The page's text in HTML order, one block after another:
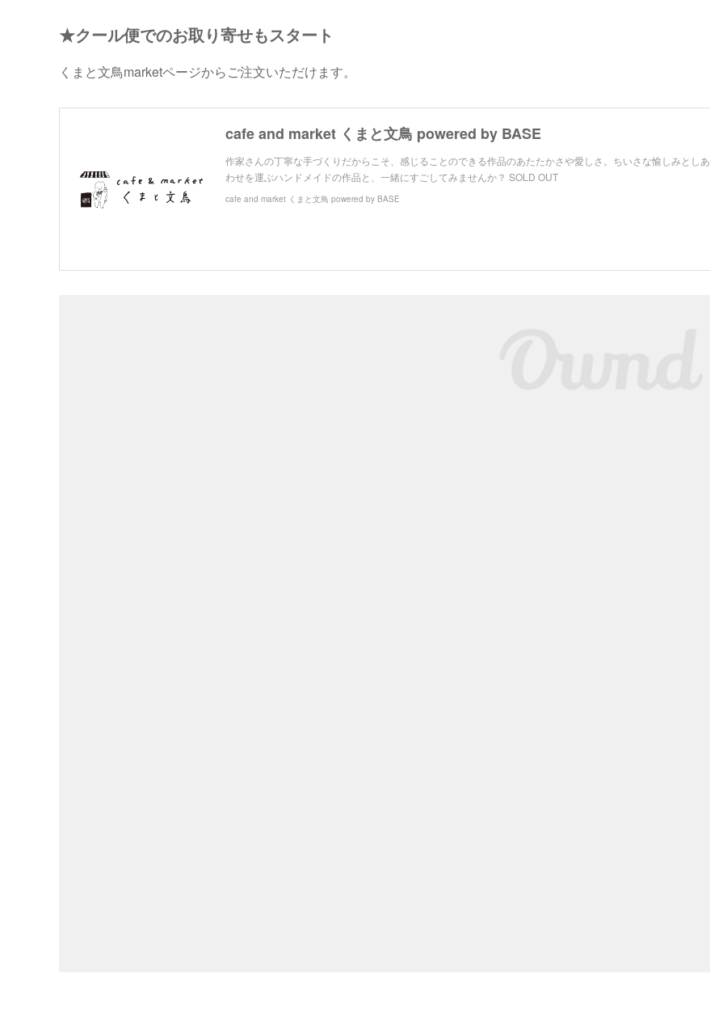
★クール便でのお取り寄せもスタート
くまと文鳥marketページからご注文いただけます。
cafe and market くまと文鳥 powered by BASE
作家さんの丁寧な手づくりだからこそ、感じることのできる作品のあたたかさや愛しさ。ちいさな愉しみとしあ
わせを運ぶハンドメイドの作品と、一緒にすごしてみませんか？ SOLD OUT
cafe and market くまと文鳥 powered by BASE